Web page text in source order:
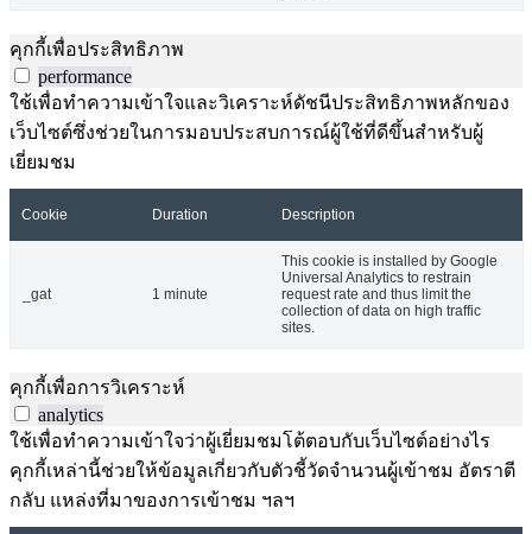
คุกกี้เพื่อประสิทธิภาพ
performance
ใช้เพื่อทำความเข้าใจและวิเคราะห์ดัชนีประสิทธิภาพหลักของ
เว็บไซต์ซึ่งช่วยในการมอบประสบการณ์ผู้ใช้ที่ดีขึ้นสำหรับผู้
เยี่ยมชม
Cookie Duration Description
_gat 1 minute
This cookie is installed by Google
Universal Analytics to restrain
request rate and thus limit the
collection of data on high traffic
sites.
คุกกี้เพื่อการวิเคราะห์
analytics
ใช้เพื่อทำความเข้าใจว่าผู้เยี่ยมชมโต้ตอบกับเว็บไซต์อย่างไร
คุกกี้เหล่านี้ช่วยให้ข้อมูลเกี่ยวกับตัวชี้วัดจำนวนผู้เข้าชม อัตราตี
กลับ แหล่งที่มาของการเข้าชม ฯลฯ